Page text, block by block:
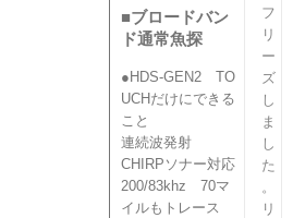
■ブロードバン
ド通常魚探
●HDS-GEN2 TO
UCHだけにできる
こと
連続波発射
CHIRPソナー対応
200/83khz 70マ
イルもトレース
フ
リ
ー
ズ
し
ま
し
た
。
リ